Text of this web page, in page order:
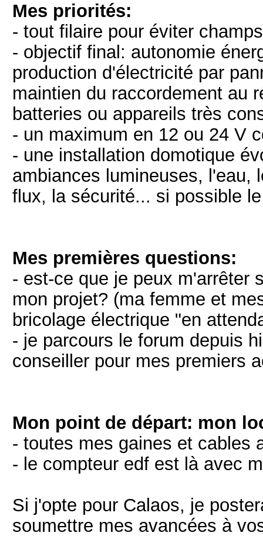
Mes priorités:
- tout filaire pour éviter
- objectif final: autonomie
production d'électricité par
maintien du raccordement au
batteries ou appareils très
- un maximum en 12 ou 24 V
- une installation domotique
ambiances lumineuses, l'eau,
flux, la sécurité... si possible
Mes premières questions:
- est-ce que je peux m'arrêter
mon projet? (ma femme et
bricolage électrique "en
- je parcours le forum depuis
conseiller pour mes premiers
Mon point de départ: mon
- toutes mes gaines et cables
- le compteur edf est là avec
Si j'opte pour Calaos, je
soumettre mes avancées à